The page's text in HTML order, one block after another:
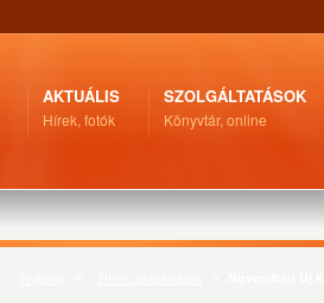
AKTUÁLIS
Hírek, fotók
SZOLGÁLTATÁSOK
Könyvtár, online